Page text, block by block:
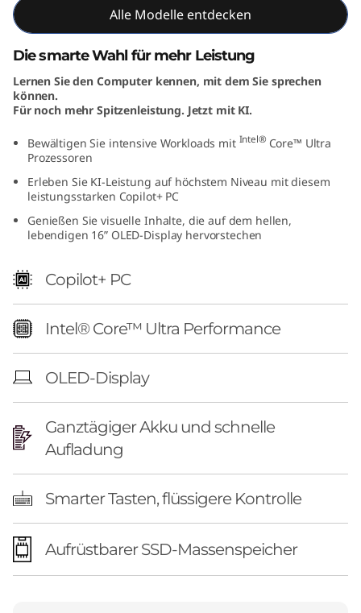
n
Alle Modelle entdecken
Die smarte Wahl für mehr Leistung
Lernen Sie den Computer kennen, mit dem Sie sprechen
können.
Für noch mehr Spitzenleistung. Jetzt mit KI.
Bewältigen Sie intensive Workloads mit Intel® Core™ Ultra
Prozessoren
Erleben Sie KI-Leistung auf höchstem Niveau mit diesem
leistungsstarken Copilot+ PC
Genießen Sie visuelle Inhalte, die auf dem hellen,
lebendigen 16” OLED-Display hervorstechen
Copilot+ PC
Intel® Core™ Ultra Performance
OLED-Display
Ganztägiger Akku und schnelle
Aufladung
Smarter Tasten, flüssigere Kontrolle
Aufrüstbarer SSD-Massenspeicher